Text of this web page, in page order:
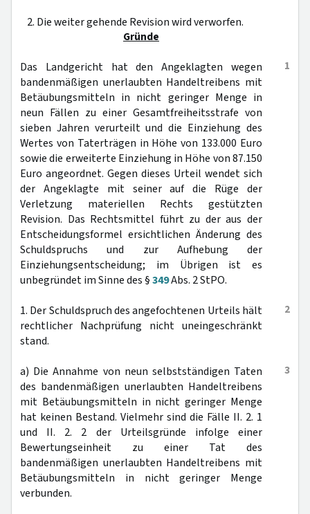
2. Die weiter gehende Revision wird verworfen.
Gründe
1
Das Landgericht hat den Angeklagten wegen
bandenmäßigen unerlaubten Handeltreibens mit
Betäubungsmitteln in nicht geringer Menge in
neun Fällen zu einer Gesamtfreiheitsstrafe von
sieben Jahren verurteilt und die Einziehung des
Wertes von Taterträgen in Höhe von 133.000 Euro
sowie die erweiterte Einziehung in Höhe von 87.150
Euro angeordnet. Gegen dieses Urteil wendet sich
der Angeklagte mit seiner auf die Rüge der
Verletzung materiellen Rechts gestützten
Revision. Das Rechtsmittel führt zu der aus der
Entscheidungsformel ersichtlichen Änderung des
Schuldspruchs und zur Aufhebung der
Einziehungsentscheidung; im Übrigen ist es
unbegründet im Sinne des §349Abs. 2 StPO.
2
1. Der Schuldspruch des angefochtenen Urteils hält
rechtlicher Nachprüfung nicht uneingeschränkt
stand.
3
a) Die Annahme von neun selbstständigen Taten
des bandenmäßigen unerlaubten Handeltreibens
mit Betäubungsmitteln in nicht geringer Menge
hat keinen Bestand. Vielmehr sind die Fälle II. 2. 1
und II. 2. 2 der Urteilsgründe infolge einer
Bewertungseinheit zu einer Tat des
bandenmäßigen unerlaubten Handeltreibens mit
Betäubungsmitteln in nicht geringer Menge
verbunden.